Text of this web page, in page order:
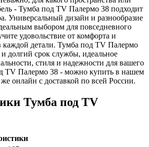
- Тумба под TV Палермо 38 подходит
Универсальный дизайн и разнообразие
выбором для повседневного
удовольствие от комфорта и
каждой детали. Тумба под TV Палермо
и долгий срок службы, идеальное
стиля и надежности для вашего
TV Палермо 38 - можно купить в нашем
онлайн с доставкой по всей России.
Тумба под TV